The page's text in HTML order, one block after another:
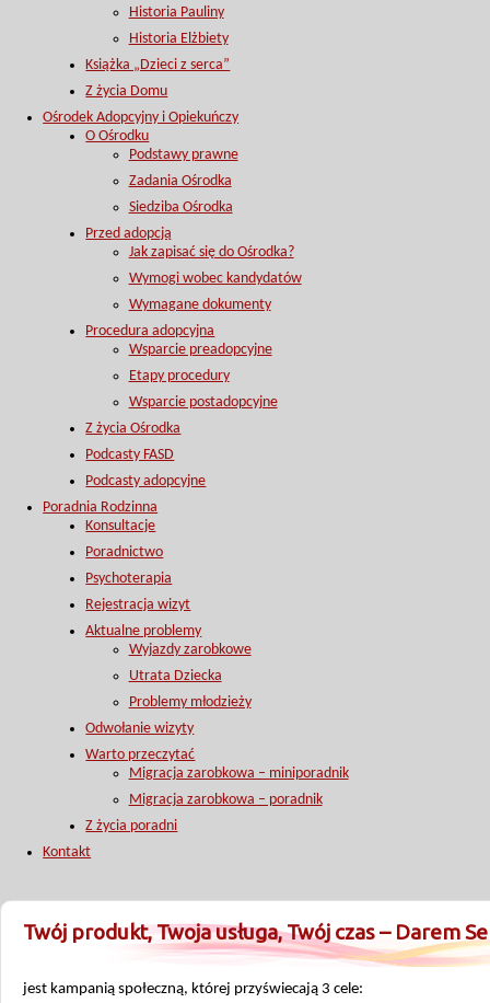
Historia Pauliny
Historia Elżbiety
Książka „Dzieci z serca”
Z życia Domu
Ośrodek Adopcyjny i Opiekuńczy
O Ośrodku
Podstawy prawne
Zadania Ośrodka
Siedziba Ośrodka
Przed adopcją
Jak zapisać się do Ośrodka?
Wymogi wobec kandydatów
Wymagane dokumenty
Procedura adopcyjna
Wsparcie preadopcyjne
Etapy procedury
Wsparcie postadopcyjne
Z życia Ośrodka
Podcasty FASD
Podcasty adopcyjne
Poradnia Rodzinna
Konsultacje
Poradnictwo
Psychoterapia
Rejestracja wizyt
Aktualne problemy
Wyjazdy zarobkowe
Utrata Dziecka
Problemy młodzieży
Odwołanie wizyty
Warto przeczytać
Migracja zarobkowa – miniporadnik
Migracja zarobkowa – poradnik
Z życia poradni
Kontakt
Twój produkt, Twoja usługa, Twój czas – Darem
jest kampanią społeczną, której przyświecają 3 cele: